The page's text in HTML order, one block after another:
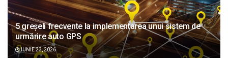
5 greșeli frecvente la implementarea unui sistem de
urmărire auto GPS
IUNIE 23, 2026